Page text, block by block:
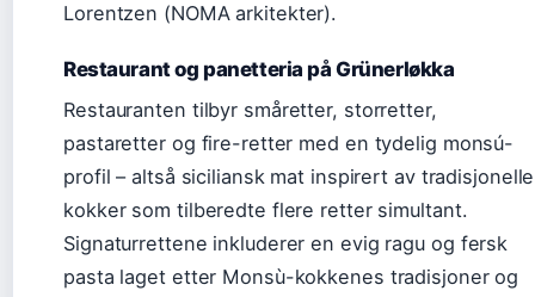
Lorentzen (NOMA arkitekter).
Restaurant og panetteria på Grünerløkka
Restauranten tilbyr småretter, storretter,
pastaretter og fire-retter med en tydelig monsú-
profil – altså siciliansk mat inspirert av tradisjonelle
kokker som tilberedte flere retter simultant.
Signaturrettene inkluderer en evig ragu og fersk
pasta laget etter Monsù-kokkenes tradisjoner og